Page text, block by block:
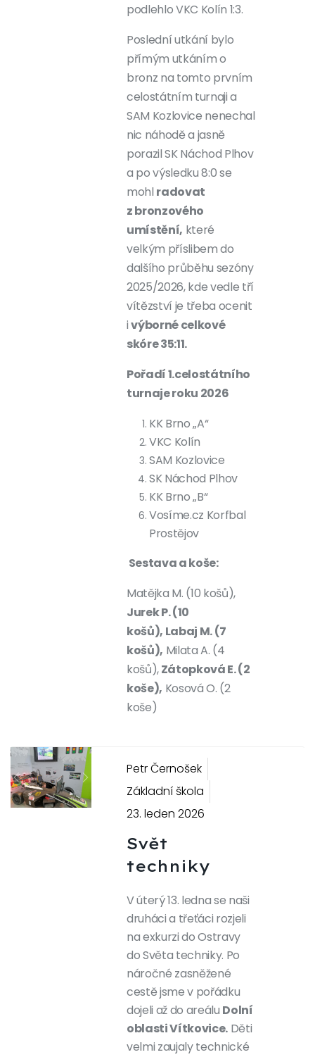
podlehlo VKC Kolín 1:3.
Poslední utkání bylo
přímým utkáním o
bronz na tomto prvním
celostátním turnaji a
SAM Kozlovice nenechal
nic náhodě a jasně
porazil SK Náchod Plhov
a po výsledku 8:0 se
mohl radovat
z bronzového
umístění, které
velkým příslibem do
dalšího průběhu sezóny
2025/2026, kde vedle tří
vítězství je třeba ocenit
ivýborné celkové
skóre 35:11.
Pořadí 1.celostátního
turnaje roku 2026
KK Brno „A“
VKC Kolín
SAM Kozlovice
SK Náchod Plhov
KK Brno „B“
Vosíme.cz Korfbal
Prostějov
Sestava a koše:
Matějka M. (10 košů),
Jurek P. (10
košů), Labaj M. (7
košů), Milata A. (4
košů),Zátopková E. (2
koše), Kosová O. (2
koše)
Previous Next
Petr Černošek
Základní škola
23. leden 2026
Svět
techniky
V úterý 13. ledna se naši
druháci a třeťáci rozjeli
na exkurzi do Ostravy
do Světa techniky. Po
náročné zasněžené
cestě jsme v pořádku
dojeli až do areálu Dolní
oblasti Vítkovice. Děti
velmi zaujaly technické